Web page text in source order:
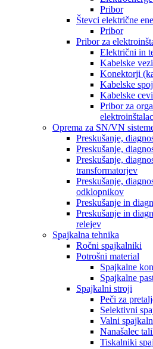
Pribor
Števci električne
Pribor
Pribor za
Električni in
Kabelske
Konektorji
Kabelske
Kabelske cevi
Pribor za
Oprema za SN/VN
Preskušanje,
Preskušanje,
Preskušanje,
transformatorjev
Preskušanje,
odklopnikov
Preskušanje in
Preskušanje in
relejev
Spajkalna tehnika
Ročni spajkalniki
Potrošni material
Spajkalne
Spajkalne
Spajkalni stroji
Peči za
Selektivni
Valni
Nanašalec
Tiskalniki